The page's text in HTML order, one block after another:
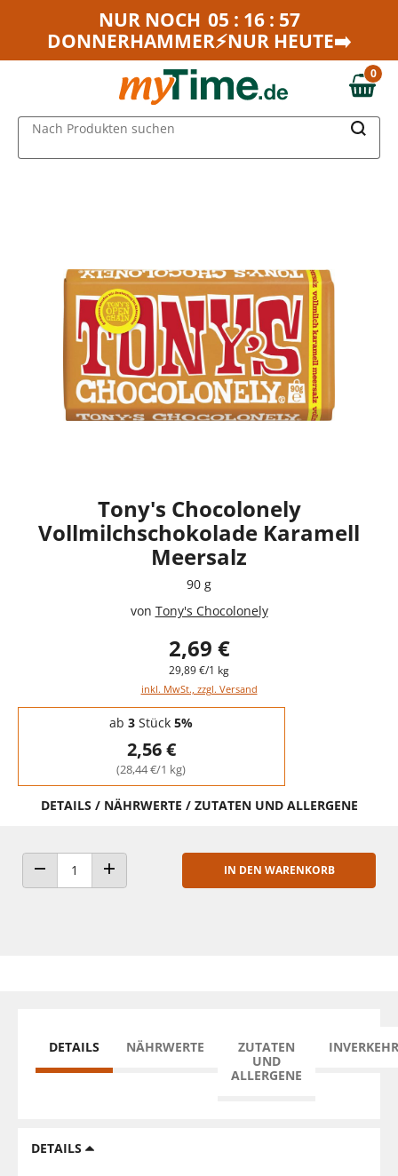
Zum Hauptinhalt springen
Zur Navigation springen
NUR NOCH 05 : 16 : 57
DONNERHAMMER⚡NUR HEUTE➡️
0,00 €
0
Nach Produkten suchen
Tony's Chocolonely
Vollmilchschokolade Karamell
Meersalz
90 g
von Tony's Chocolonely
2,69 €
29,89 €/1 kg
inkl. MwSt., zzgl. Versand
Staffelpreise - Mengenrabatt
ab 3 Stück 5%
2,56 €
(28,44 €/1 kg)
DETAILS / NÄHRWERTE / ZUTATEN UND ALLERGENE
ANZAHL VERRINGERNANZAHL ERHÖHEN
IN DEN WARENKORB
DETAILS NÄHRWERTE
ZUTATEN
UND
ALLERGENE
DETAILS